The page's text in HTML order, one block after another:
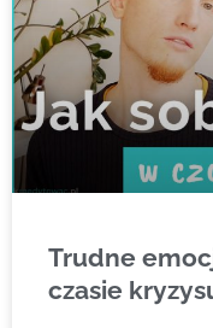
Trudne
czasie